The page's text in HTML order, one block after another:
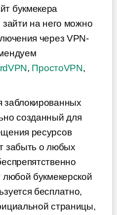
букмекера
зайти на него можно
через VPN-
, ПростоVPN,
заблокированных
созданный для
ресурсов
забыть о любых
любой букмекерской
бесплатно,
страницы,